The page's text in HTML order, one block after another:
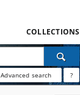
COLLECTIONS
Advanced search ?